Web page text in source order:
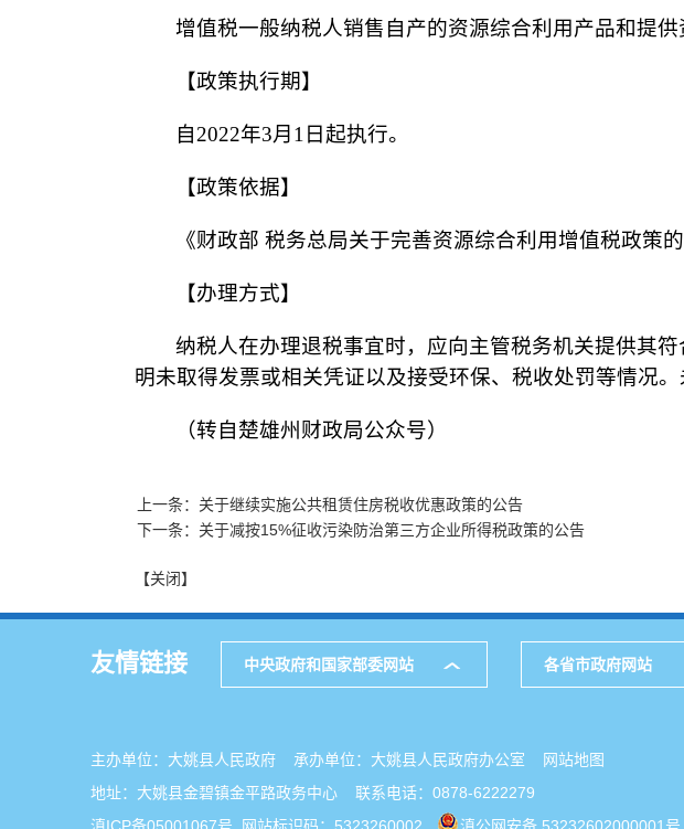
增值税一般纳税人销售自产的资源综合利用产品和提
【政策执行期】
自2022年3月1日起执行。
【政策依据】
《财政部 税务总局关于完善资源综合利用增值税政策
【办理方式】
纳税人在办理退税事宜时，应向主管税务机关提供其
明未取得发票或相关凭证以及接受环保、税收处罚等情况
（转自楚雄州财政局公众号）
上一条：关于继续实施公共租赁住房税收优惠政策的公告
下一条：关于减按15%征收污染防治第三方企业所得税政策的公告
【关闭】
友情链接 中央政府和国家部委网站 各省市政府网站
主办单位：大姚县人民政府 承办单位：大姚县人民政府办公室
网站地图
地址：大姚县金碧镇金平路政务中心 联系电话：0878-6222279